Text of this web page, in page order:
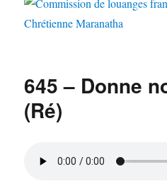
645 – Donne
(Ré)